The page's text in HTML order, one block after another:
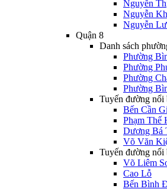
Nguyễn
Nguyễn
Nguyễn
Quận 8
Danh sách
Phường
Phường
Phường
Phường
Tuyến đường nổi
Bến Cần
Phạm Thế
Dương Bá
Võ Văn
Tuyến đường nổi
Võ Liêm
Cao Lỗ
Bến Bình